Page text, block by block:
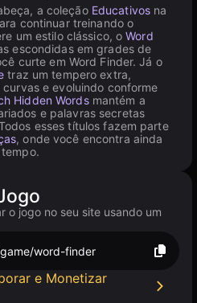
a coleção Educativos na
continuar treinando o
um estilo clássico, oWord
escondidas em grades de
curte em Word Finder. Já o
traz um tempero extra,
e evoluindo conforme
Hidden Wordsmantém a
e palavras secretas
esses títulos fazem parte
, onde você encontra ainda
o jogo no seu site usando um
word-finder
e Monetizar